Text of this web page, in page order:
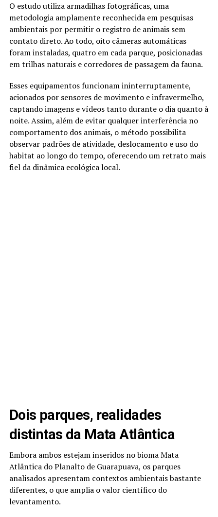
O estudo utiliza armadilhas fotográficas, uma
metodologia amplamente reconhecida em pesquisas
ambientais por permitir o registro de animais sem
contato direto. Ao todo, oito câmeras automáticas
foram instaladas, quatro em cada parque, posicionadas
em trilhas naturais e corredores de passagem da fauna.
Esses equipamentos funcionam ininterruptamente,
acionados por sensores de movimento e infravermelho,
captando imagens e vídeos tanto durante o dia quanto à
noite. Assim, além de evitar qualquer interferência no
comportamento dos animais, o método possibilita
observar padrões de atividade, deslocamento e uso do
habitat ao longo do tempo, oferecendo um retrato mais
fiel da dinâmica ecológica local.
Dois parques, realidades
distintas da Mata Atlântica
Embora ambos estejam inseridos no bioma Mata
Atlântica do Planalto de Guarapuava, os parques
analisados apresentam contextos ambientais bastante
diferentes, o que amplia o valor científico do
levantamento.